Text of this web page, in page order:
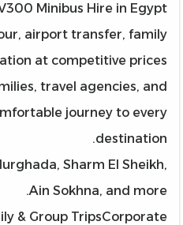
Minibus Hire in Egypt
airport transfer, family
at competitive prices.
travel agencies, and
journey to every
destination.
Sharm El Sheikh,
Ain Sokhna, and more.
& Group TripsCorporate